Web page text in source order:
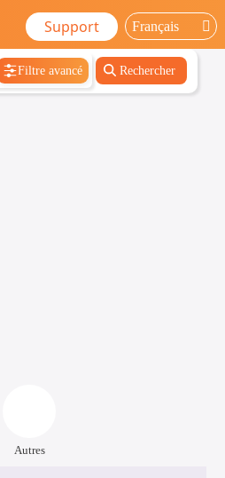
Support
Filtre avancé Rechercher
Autres